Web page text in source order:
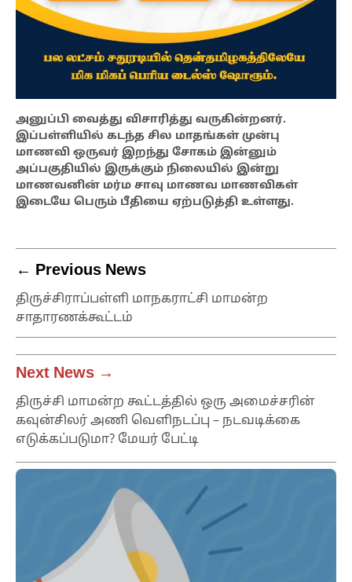
அனுப்பி வைத்து விசாரித்து வருகின்றனர்.
இப்பள்ளியில் கடந்த சில மாதங்கள் முன்பு
மாணவி ஒருவர் இறந்து சோகம் இன்னும்
அப்பகுதியில் இருக்கும் நிலையில் இன்று
மாணவனின் மர்ம சாவு மாணவ மாணவிகள்
இடையே பெரும் பீதியை ஏற்படுத்தி உள்ளது.
← Previous News
திருச்சிராப்பள்ளி மாநகராட்சி மாமன்ற
சாதாரணக்கூட்டம்
Next News →
திருச்சி மாமன்ற கூட்டத்தில் ஒரு அமைச்சரின்
கவுன்சிலர் அணி வெளிநடப்பு – நடவடிக்கை
எடுக்கப்படுமா? மேயர் பேட்டி